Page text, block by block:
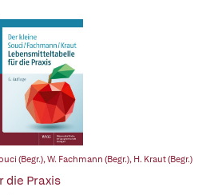
(Begr.),W. Fachmann (Begr.), H. Kraut (Begr.)
die Praxis